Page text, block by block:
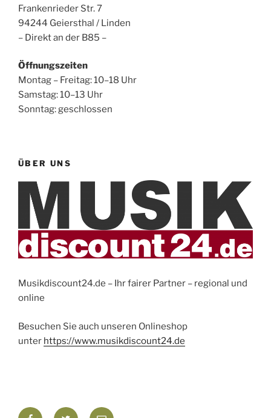
Frankenrieder Str. 7
94244 Geiersthal / Linden
– Direkt an der B85 –
Öffnungszeiten
Montag – Freitag: 10–18 Uhr
Samstag: 10–13 Uhr
Sonntag: geschlossen
ÜBER UNS
Musikdiscount24.de – Ihr fairer Partner – regional und
online
Besuchen Sie auch unseren Onlineshop
unter https://www.musikdiscount24.de
FacebookTwitter E-